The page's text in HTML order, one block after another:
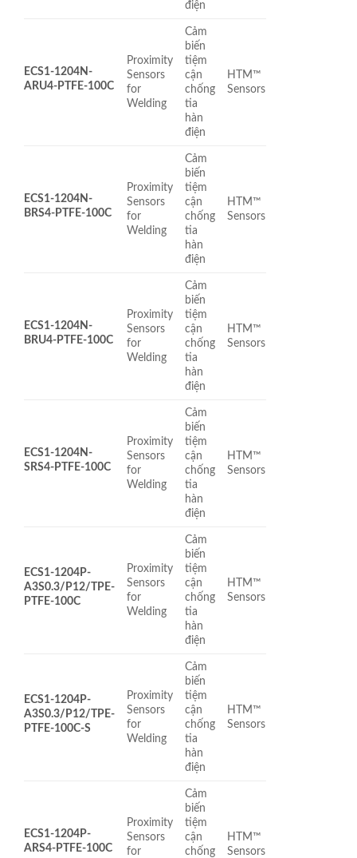
điện
ECS1-1204N-
ARU4-PTFE-100C
Proximity
Sensors
for
Welding
Cảm
biến
tiệm
cận
chống
tia
hàn
điện
HTM™
Sensors
ECS1-1204N-
BRS4-PTFE-100C
Proximity
Sensors
for
Welding
Cảm
biến
tiệm
cận
chống
tia
hàn
điện
HTM™
Sensors
ECS1-1204N-
BRU4-PTFE-100C
Proximity
Sensors
for
Welding
Cảm
biến
tiệm
cận
chống
tia
hàn
điện
HTM™
Sensors
ECS1-1204N-
SRS4-PTFE-100C
Proximity
Sensors
for
Welding
Cảm
biến
tiệm
cận
chống
tia
hàn
điện
HTM™
Sensors
ECS1-1204P-
A3S0.3/P12/TPE-
PTFE-100C
Proximity
Sensors
for
Welding
Cảm
biến
tiệm
cận
chống
tia
hàn
điện
HTM™
Sensors
ECS1-1204P-
A3S0.3/P12/TPE-
PTFE-100C-S
Proximity
Sensors
for
Welding
Cảm
biến
tiệm
cận
chống
tia
hàn
điện
HTM™
Sensors
ECS1-1204P-
ARS4-PTFE-100C
Proximity
Sensors
for
Cảm
biến
tiệm
cận
chống
HTM™
Sensors